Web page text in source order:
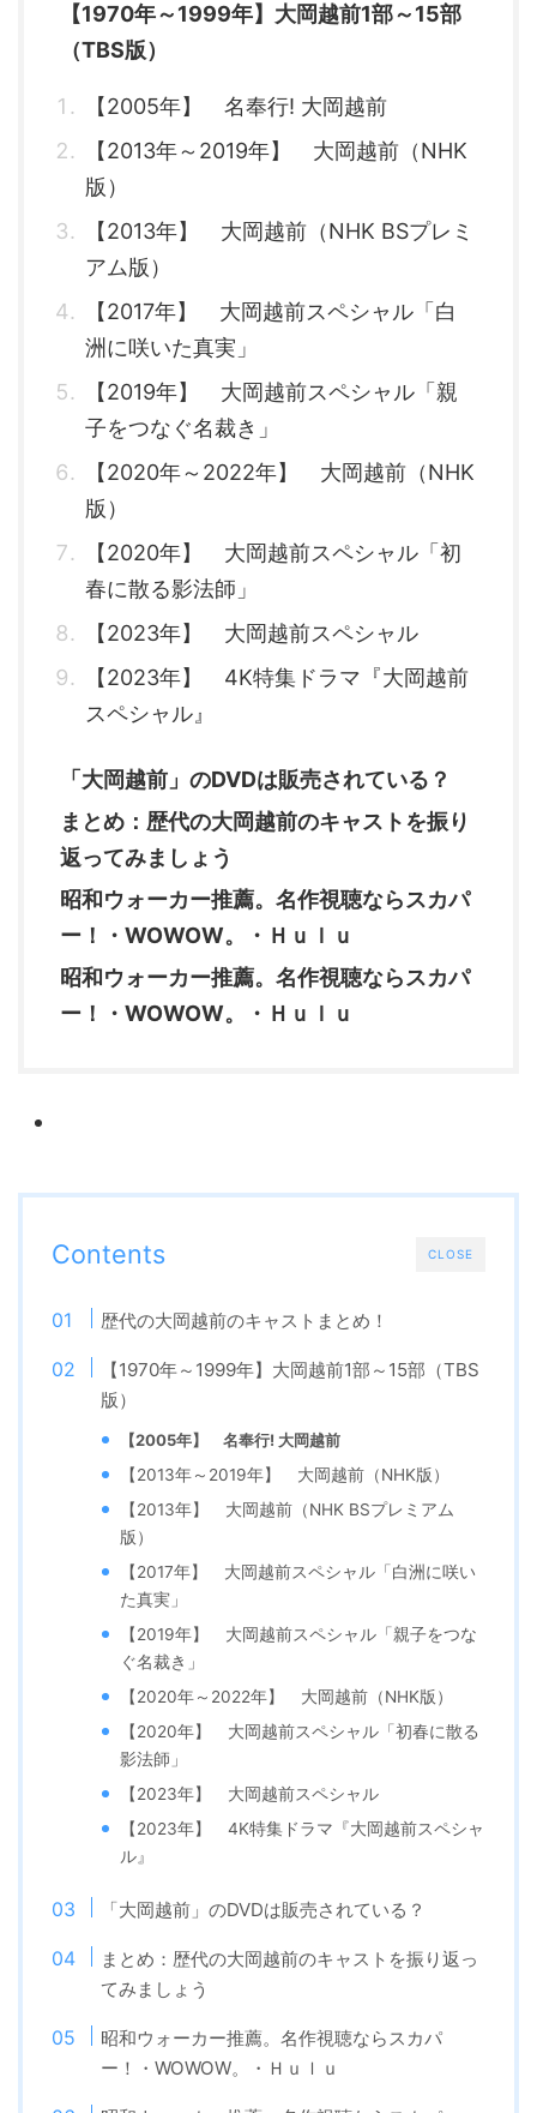
【1970年～1999年】大岡越前1部～15部
（TBS版）
【2005年】 名奉行! 大岡越前
【2013年～2019年】 大岡越前（NHK
版）
【2013年】 大岡越前（NHK BSプレミ
アム版）
【2017年】 大岡越前スペシャル「白
洲に咲いた真実」
【2019年】 大岡越前スペシャル「親
子をつなぐ名裁き」
【2020年～2022年】 大岡越前（NHK
版）
【2020年】 大岡越前スペシャル「初
春に散る影法師」
【2023年】 大岡越前スペシャル
【2023年】 4K特集ドラマ『大岡越前
スペシャル』
「大岡越前」のDVDは販売されている？
まとめ：歴代の大岡越前のキャストを振り
返ってみましょう
昭和ウォーカー推薦。名作視聴ならスカパ
ー！・WOWOW。・Ｈｕｌｕ
昭和ウォーカー推薦。名作視聴ならスカパ
ー！・WOWOW。・Ｈｕｌｕ
CLOSE
Contents
歴代の大岡越前のキャストまとめ！
【1970年～1999年】大岡越前1部～15部（TBS
版）
【2005年】 名奉行! 大岡越前
【2013年～2019年】 大岡越前（NHK版）
【2013年】 大岡越前（NHK BSプレミアム
版）
【2017年】 大岡越前スペシャル「白洲に咲い
た真実」
【2019年】 大岡越前スペシャル「親子をつな
ぐ名裁き」
【2020年～2022年】 大岡越前（NHK版）
【2020年】 大岡越前スペシャル「初春に散る
影法師」
【2023年】 大岡越前スペシャル
【2023年】 4K特集ドラマ『大岡越前スペシャ
ル』
「大岡越前」のDVDは販売されている？
まとめ：歴代の大岡越前のキャストを振り返っ
てみましょう
昭和ウォーカー推薦。名作視聴ならスカパ
ー！・WOWOW。・Ｈｕｌｕ